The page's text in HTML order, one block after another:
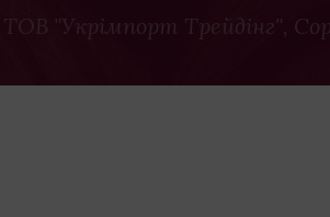
ТОВ "Укрімпорт Трейдінг",